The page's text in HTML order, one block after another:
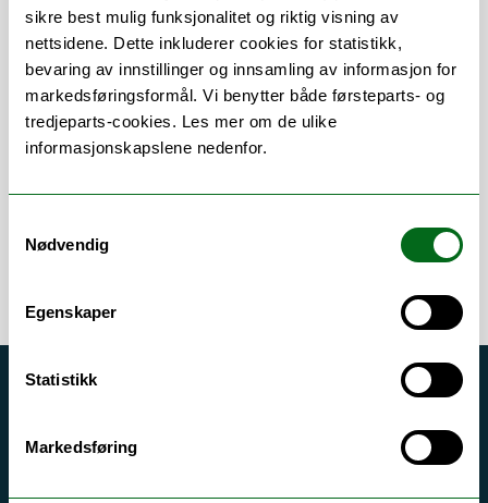
sikre best mulig funksjonalitet og riktig visning av
nettsidene. Dette inkluderer cookies for statistikk,
bevaring av innstillinger og innsamling av informasjon for
markedsføringsformål. Vi benytter både førsteparts- og
tredjeparts-cookies. Les mer om de ulike
informasjonskapslene nedenfor.
Nødvendig
Egenskaper
Statistikk
Markedsføring
Om
Forskning og undervisning
Her finner du meg
Si ifra!